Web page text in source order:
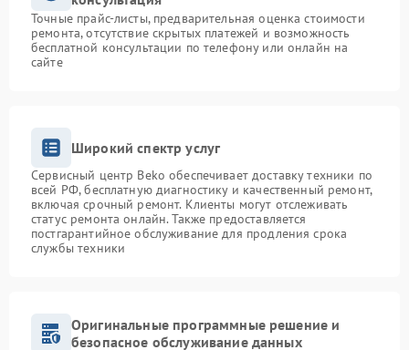
Точные прайс-листы, предварительная оценка стоимости
ремонта, отсутствие скрытых платежей и возможность
бесплатной консультации по телефону или онлайн на
сайте
Широкий спектр услуг
Сервисный центр Beko обеспечивает доставку техники по
всей РФ, бесплатную диагностику и качественный ремонт,
включая срочный ремонт. Клиенты могут отслеживать
статус ремонта онлайн. Также предоставляется
постгарантийное обслуживание для продления срока
службы техники
Оригинальные программные решение и
безопасное обслуживание данных